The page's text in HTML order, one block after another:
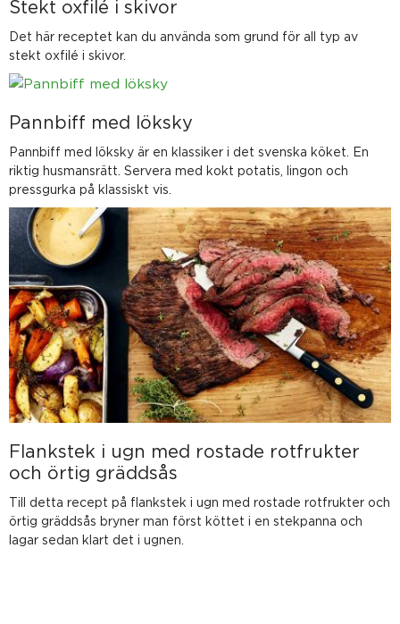
Stekt oxfilé i skivor
Det här receptet kan du använda som grund för all typ av
stekt oxfilé i skivor.
Pannbiff med löksky
Pannbiff med löksky är en klassiker i det svenska köket. En
riktig husmansrätt. Servera med kokt potatis, lingon och
pressgurka på klassiskt vis.
Flankstek i ugn med rostade rotfrukter
och örtig gräddsås
Till detta recept på flankstek i ugn med rostade rotfrukter och
örtig gräddsås bryner man först köttet i en stekpanna och
lagar sedan klart det i ugnen.